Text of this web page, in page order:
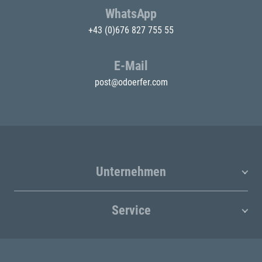
WhatsApp
+43 (0)676 827 755 55
E-Mail
post@odoerfer.com
Unternehmen
Service